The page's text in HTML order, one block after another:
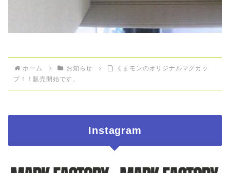
ホーム お知らせ
くまモンのオリジナルマグカッ
プ！！販売開始です。
Instagram